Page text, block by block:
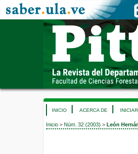
INICIO ACERCA DE
Inicio > Núm. 32 (2003) > León